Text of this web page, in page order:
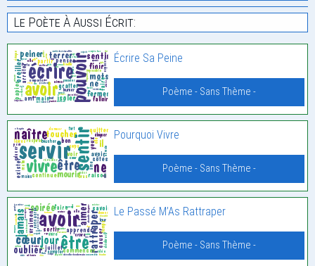
Le Poète À Aussi Écrit:
Écrire Sa Peine
Poème - Sans Thème -
Pourquoi Vivre
Poème - Sans Thème -
Le Passé M’As Rattraper
Poème - Sans Thème -